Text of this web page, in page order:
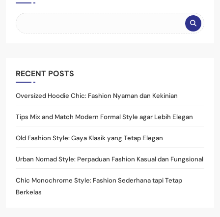
RECENT POSTS
Oversized Hoodie Chic: Fashion Nyaman dan Kekinian
Tips Mix and Match Modern Formal Style agar Lebih Elegan
Old Fashion Style: Gaya Klasik yang Tetap Elegan
Urban Nomad Style: Perpaduan Fashion Kasual dan Fungsional
Chic Monochrome Style: Fashion Sederhana tapi Tetap
Berkelas